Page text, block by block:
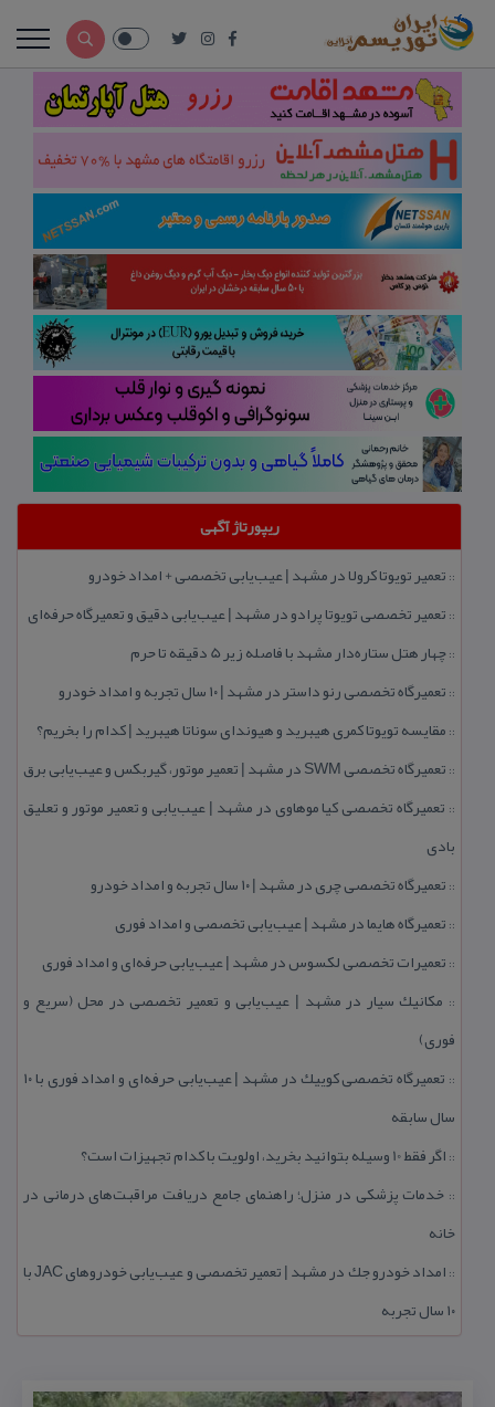
ریپورتاژ آگهی
:: تعمیر تویوتا كرولا در مشهد | عیب‌یابی تخصصی + امداد خودرو
:: تعمیر تخصصی تویوتا پرادو در مشهد | عیب‌یابی دقیق و تعمیرگاه حرفه‌ای
::چهار هتل‌ ستاره‌دار مشهد با فاصله زیر 5 دقیقه تا حرم
:: تعمیرگاه تخصصی رنو داستر در مشهد | ۱۰ سال تجربه و امداد خودرو
:: مقایسه تویوتا كمری هیبرید و هیوندای سوناتا هیبرید | كدام را بخریم؟
:: تعمیرگاه تخصصی SWM در مشهد | تعمیر موتور، گیربكس و عیب‌یابی برق
:: تعمیرگاه تخصصی كیا موهاوی در مشهد | عیب‌یابی و تعمیر موتور و تعلیق
بادی
:: تعمیرگاه تخصصی چری در مشهد | ۱۰ سال تجربه و امداد خودرو
:: تعمیرگاه هایما در مشهد | عیب‌یابی تخصصی و امداد فوری
:: تعمیرات تخصصی لكسوس در مشهد | عیب‌یابی حرفه‌ای و امداد فوری
:: مكانیك سیار در مشهد | عیب‌یابی و تعمیر تخصصی در محل (سریع و
فوری)
::
تعمیرگاه تخصصی كوییك در مشهد | عیب‌یابی حرفه‌ای و امداد فوری با ۱۰
سال سابقه
:: اگر فقط 10 وسیله بتوانید بخرید، اولویت با كدام تجهیزات است؟
:: خدمات پزشكی در منزل؛ راهنمای جامع دریافت مراقبت‌های درمانی در
خانه
::
امداد خودرو جك در مشهد | تعمیر تخصصی و عیب‌یابی خودروهای JAC با
۱۰ سال تجربه